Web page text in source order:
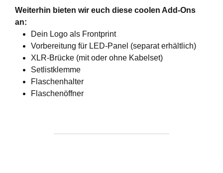
Weiterhin bieten wir euch diese coolen Add-Ons
an:
Dein Logo als Frontprint
Vorbereitung für LED-Panel (separat erhältlich)
XLR-Brücke (mit oder ohne Kabelset)
Setlistklemme
Flaschenhalter
Flaschenöffner